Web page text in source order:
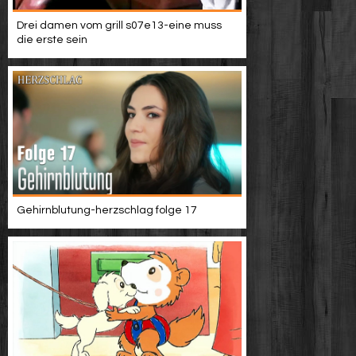
Drei damen vom grill s07e13-eine muss
die erste sein
Gehirnblutung-herzschlag folge 17